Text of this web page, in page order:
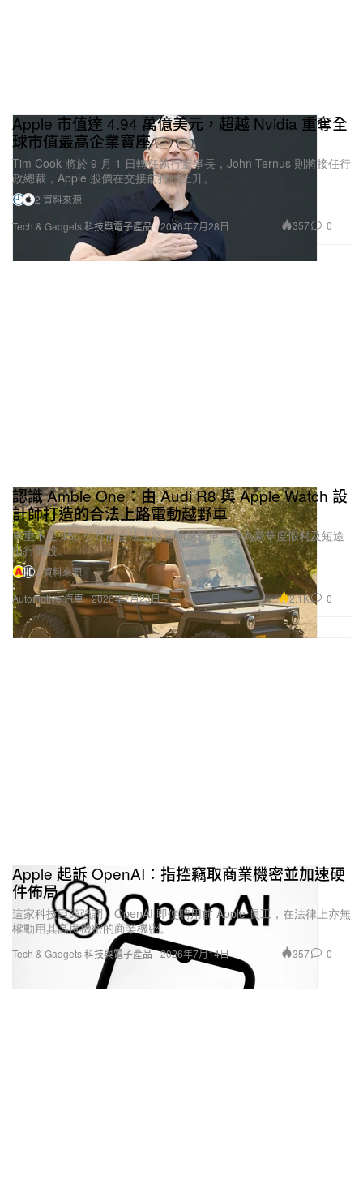
Tech & Gadgets 科技與電子產品
Apple 市值達 4.94 萬億美元，超越 Nvidia 重奪全
球市值最高企業寶座
Tim Cook 將於 9 月 1 日轉任執行董事長，John Ternus 則將接任行
政總裁，Apple 股價在交接前持續上升。
2 資料來源
2026年7月28日
357 0
Automotive 汽車
認識 Amble One：由 Audi R8 與 Apple Watch 設
計師打造的合法上路電動越野車
車重不足 450 公斤的合法上路電動越野車，專為豪華度假村及短途
出行而設。
2 資料來源
2026年7月23日
2.1K 0
Tech & Gadgets 科技與電子產品
Apple 起訴 OpenAI：指控竊取商業機密並加速硬
件佈局
這家科技巨頭強調，OpenAI 即使聘用前 Apple 員工，在法律上亦無
權動用其高度機密的商業機密。
2026年7月14日 357 0